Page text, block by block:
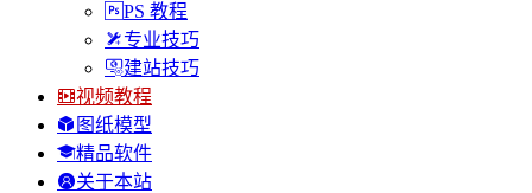
PS 教程
专业技巧
建站技巧
视频教程
图纸模型
精品软件
关于本站